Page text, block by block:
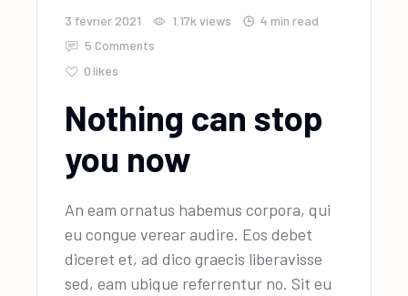
3 février 2021 1.17kviews
4 min read
5 Comments
0 likes
Nothing can stop
you now
An eam ornatus habemus corpora, qui
eu congue verear audire. Eos debet
diceret et, ad dico graecis liberavisse
sed, eam ubique referrentur no. Sit eu